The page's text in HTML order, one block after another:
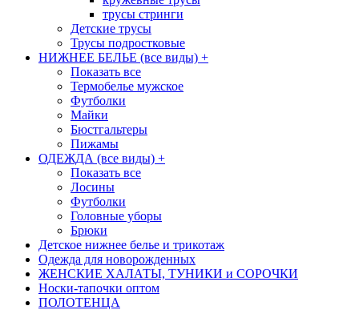
трусы стринги
Детские трусы
Трусы подростковые
НИЖНЕЕ БЕЛЬЕ (все виды) +
Показать все
Термобелье мужское
Футболки
Майки
Бюстгальтеры
Пижамы
ОДЕЖДА (все виды) +
Показать все
Лосины
Футболки
Головные уборы
Брюки
Детское нижнее белье и трикотаж
Одежда для новорожденных
ЖЕНСКИЕ ХАЛАТЫ, ТУНИКИ и СОРОЧКИ
Носки-тапочки оптом
ПОЛОТЕНЦА